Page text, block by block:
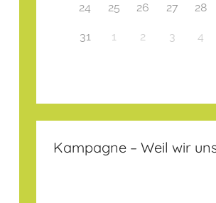
24 25 26 27 28
31 1 2 3 4
Kampagne – Weil wir